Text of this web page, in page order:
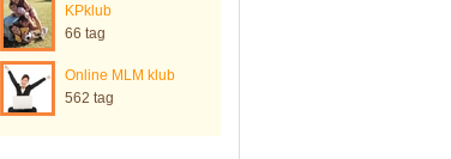
KPklub
66 tag
Online MLM klub
562 tag